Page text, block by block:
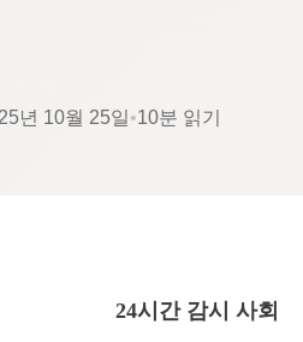
년 10월 25일•10분 읽기
24시간 감시 사회